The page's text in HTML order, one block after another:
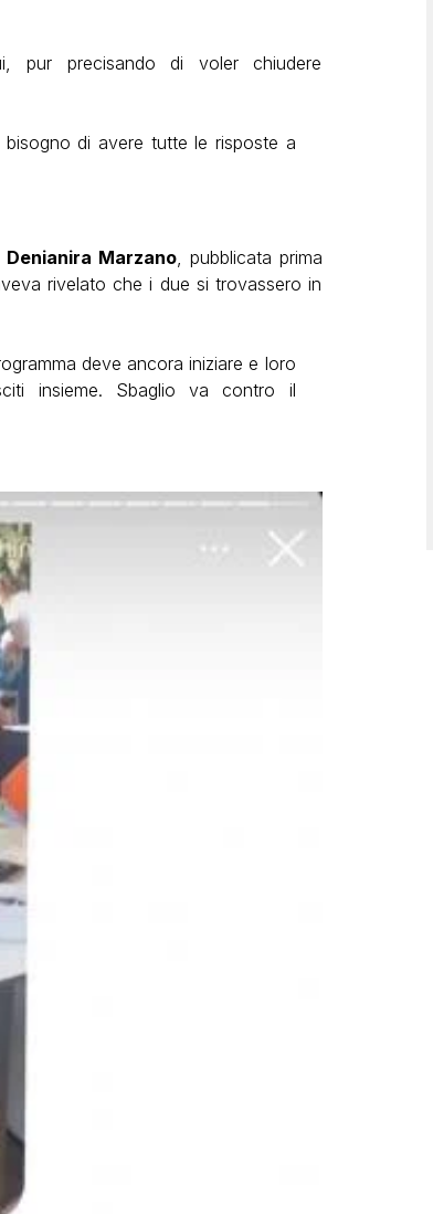
pur precisando di voler chiudere
di avere tutte le risposte a
Denianira Marzano, pubblicata prima
rivelato che i due si trovassero in
deve ancora iniziare e loro
insieme. Sbaglio va contro il